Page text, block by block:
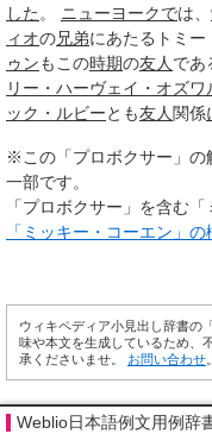
した。 ニューヨークでは、
ィオの兄弟にあたるトミー
ゥンもこの時期の友人であ
リー・ハーヴェイ・オズワ
ック・ルビーとも友人関係
※この「プロボクサー」の
一部です。
「プロボクサー」を含む
「ミッキー・コーエン」の
ウィキペディア小見出し辞書の
味や本文を生成しているため、
承くださいませ。 お問い合わせ
Weblio日本語例文用例辞